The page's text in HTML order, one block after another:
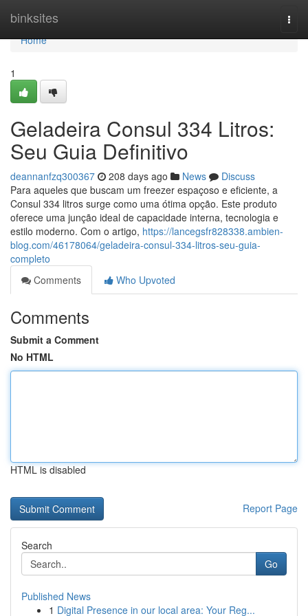
binksites
Home
Home
1
Geladeira Consul 334 Litros:
Seu Guia Definitivo
deannanfzq300367 208 days ago News
Discuss
Para aqueles que buscam um freezer espaçoso e eficiente, a
Consul 334 litros surge como uma ótima opção. Este produto
oferece uma junção ideal de capacidade interna, tecnologia e
estilo moderno. Com o artigo, https://lancegsfr828338.ambien-
blog.com/46178064/geladeira-consul-334-litros-seu-guia-
completo
Comments
Who Upvoted
Comments
Submit a Comment
No HTML
HTML is disabled
Report Page
Search
Go
Published News
1 Digital Presence in our local area: Your Reg...